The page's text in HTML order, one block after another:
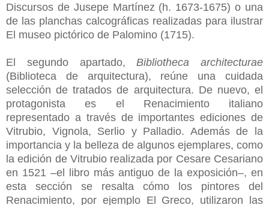
Discursos de Jusepe Martínez (h. 1673-1675) o una
de las planchas calcográficas realizadas para ilustrar
El museo pictórico de Palomino (1715).
El segundo apartado,Bibliotheca architecturae
(Biblioteca de arquitectura), reúne una cuidada
selección de tratados de arquitectura. De nuevo, el
protagonista es el Renacimiento italiano
representado a través de importantes ediciones de
Vitrubio, Vignola, Serlio y Palladio. Además de la
importancia y la belleza de algunos ejemplares, como
la edición de Vitrubio realizada por Cesare Cesariano
en 1521 –el libro más antiguo de la exposición–, en
esta sección se resalta cómo los pintores del
Renacimiento, por ejemplo El Greco, utilizaron las